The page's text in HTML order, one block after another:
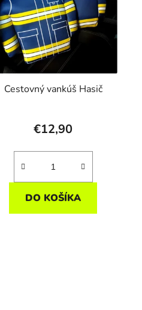
Cestovný vankúš Hasič
€12,90
DO KOŠÍKA